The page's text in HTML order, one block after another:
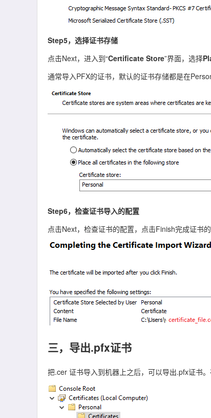
Step5，选择证书存储
点击Next，进入到“Certificate Store”界面，选择
通常导入PFX的证书，默认的证书存储都是在
Step6，检查证书导入的配置
点击Next，检查证书的配置，点击Finish完成证书的
三，导出.pfx证书
把.cer 证书导入到机器上之后，可以导出.pfx证书